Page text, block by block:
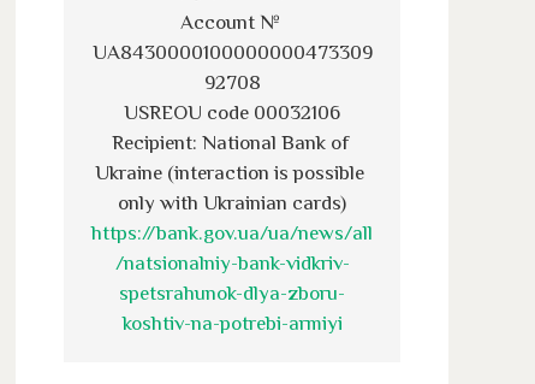
Account №
UA8430000100000000473309
92708
USREOU code 00032106
Recipient: National Bank of
Ukraine (interaction is possible
only with Ukrainian cards)
https://bank.gov.ua/ua/news/all
/natsionalniy-bank-vidkriv-
spetsrahunok-dlya-zboru-
koshtiv-na-potrebi-armiyi